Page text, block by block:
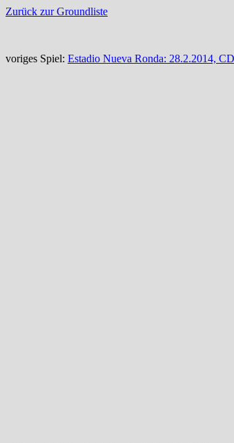
Zurück zur Groundliste
voriges Spiel: Estadio Nueva Ronda: 28.2.2014,